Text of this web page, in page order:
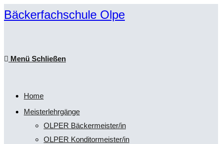
Zum
Bäckerfachschule Olpe
Menü Schließen
Home
Meisterlehrgänge
OLPER Bäckermeister/in
OLPER Konditormeister/in